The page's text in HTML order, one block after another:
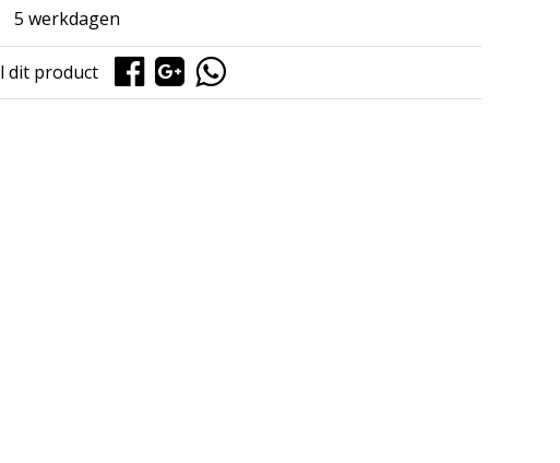
5 werkdagen
dit product